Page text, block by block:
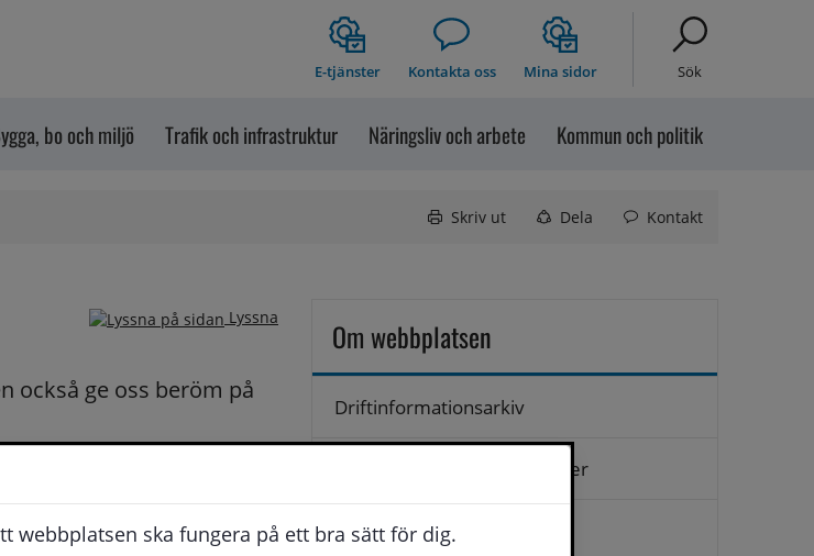
webbplatsen ska fungera på ett bra sätt för dig.
E-tjänster Kontakta oss Mina sidor Sök
bo och miljö Trafik och infrastruktur Näringsliv och arbete Kommun och politik
Skriv ut Dela Kontakt
Lyssna
också ge oss beröm på
nedanför. Vill du att vi ska
skriver in din synpunkt får du
dig bättre.
Om webbplatsen
Driftinformationsarkiv
Hantering av personuppgifter
Kontakta oss